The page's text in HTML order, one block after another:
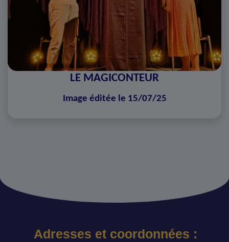
LE MAGICONTEUR
Image éditée le 15/07/25
Adresses et coordonnées :